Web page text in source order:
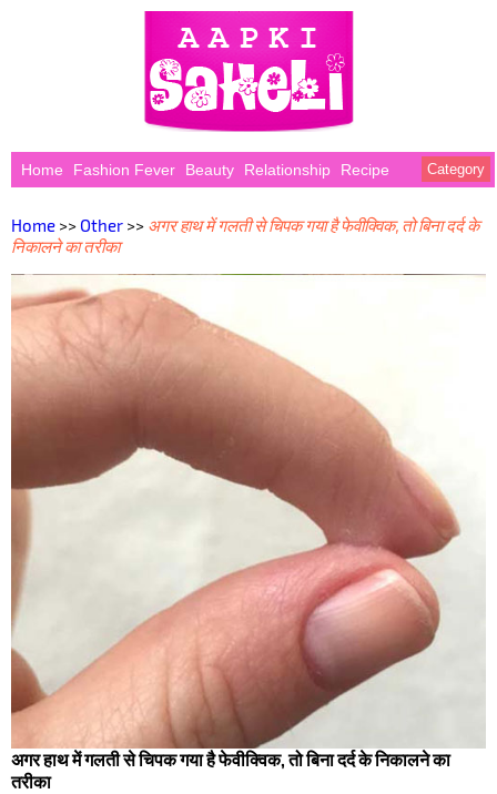
Home Fashion Fever Beauty Relationship Recipe Category
Home >> Other >> अगर हाथ में गलती से चिपक गया है फेवीक्विक, तो बिना दर्द के
निकालने का तरीका
अगर हाथ में गलती से चिपक गया है फेवीक्विक, तो बिना दर्द के निकालने का
तरीका